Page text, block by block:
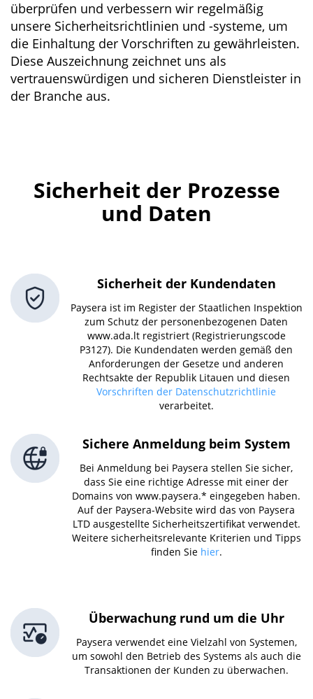
überprüfen und verbessern wir regelmäßig
unsere Sicherheitsrichtlinien und -systeme, um
die Einhaltung der Vorschriften zu gewährleisten.
Diese Auszeichnung zeichnet uns als
vertrauenswürdigen und sicheren Dienstleister in
der Branche aus.
Sicherheit der Prozesse
und Daten
Sicherheit der Kundendaten
Paysera ist im Register der Staatlichen Inspektion
zum Schutz der personenbezogenen Daten
www.ada.lt registriert (Registrierungscode
P3127). Die Kundendaten werden gemäß den
Anforderungen der Gesetze und anderen
Rechtsakte der Republik Litauen und diesen
Vorschriften der Datenschutzrichtlinie
verarbeitet.
Sichere Anmeldung beim System
Bei Anmeldung bei Paysera stellen Sie sicher,
dass Sie eine richtige Adresse mit einer der
Domains von www.paysera.* eingegeben haben.
Auf der Paysera-Website wird das von Paysera
LTD ausgestellte Sicherheitszertifikat verwendet.
Weitere sicherheitsrelevante Kriterien und Tipps
finden Sie hier.
Überwachung rund um die Uhr
Paysera verwendet eine Vielzahl von Systemen,
um sowohl den Betrieb des Systems als auch die
Transaktionen der Kunden zu überwachen.